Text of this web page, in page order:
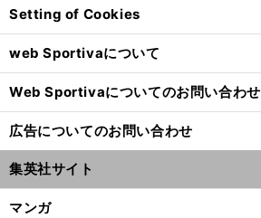
Setting of Cookies
web Sportivaについて
Web Sportivaについてのお問い合わせ
広告についてのお問い合わせ
集英社サイト
マンガ